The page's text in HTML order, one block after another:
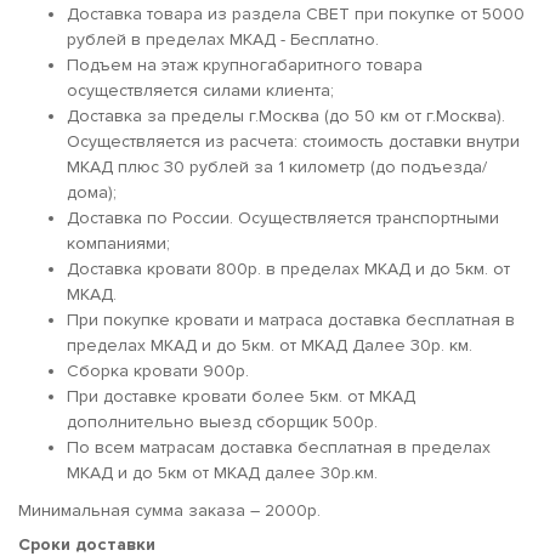
Доставка товара из раздела СВЕТ при покупке от 5000
рублей в пределах МКАД - Бесплатно.
Подъем на этаж крупногабаритного товара
осуществляется силами клиента;
Доставка за пределы г.Москва (до 50 км от г.Москва).
Осуществляется из расчета: стоимость доставки внутри
МКАД плюс 30 рублей за 1 километр (до подъезда/
дома);
Доставка по России. Осуществляется транспортными
компаниями;
Доставка кровати 800р. в пределах МКАД и до 5км. от
МКАД.
При покупке кровати и матраса доставка бесплатная в
пределах МКАД и до 5км. от МКАД Далее 30р. км.
Сборка кровати 900р.
При доставке кровати более 5км. от МКАД
дополнительно выезд сборщик 500р.
По всем матрасам доставка бесплатная в пределах
МКАД и до 5км от МКАД далее 30р.км.
Минимальная сумма заказа – 2000р.
Сроки доставки